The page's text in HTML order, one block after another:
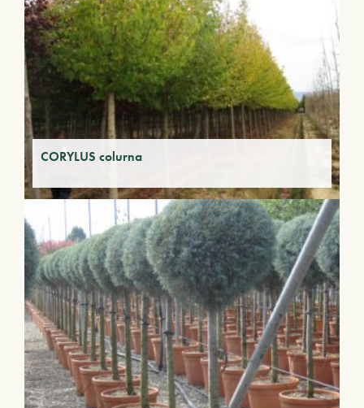
CORYLUS colurna